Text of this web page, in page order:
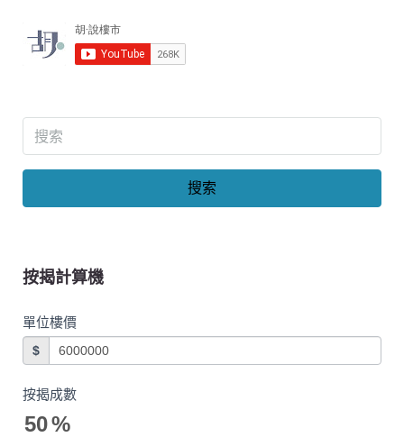
搜索
按揭計算機
單位樓價
$
按揭成數
50%